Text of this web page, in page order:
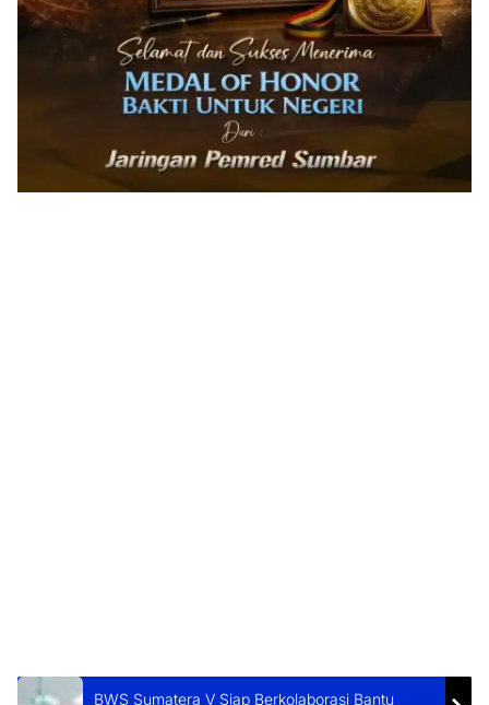
BWS Sumatera V Siap Berkolaborasi Bantu